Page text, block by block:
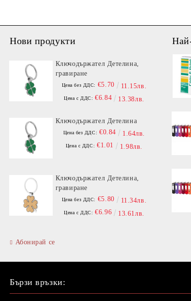
Нови продукти
Ключодържател Детелина,
гравиране
Цена без ДДС: €5.70 11.15лв.
Цена с ДДС: €6.84 13.38лв.
Ключодържател Детелина
Цена без ДДС: €0.84 1.64лв.
Цена с ДДС: €1.01 1.98лв.
Ключодържател Детелина,
гравиране
Цена без ДДС: €5.80 11.34лв.
Цена с ДДС: €6.96 13.61лв.
Абонирай се
Бързи връзки: